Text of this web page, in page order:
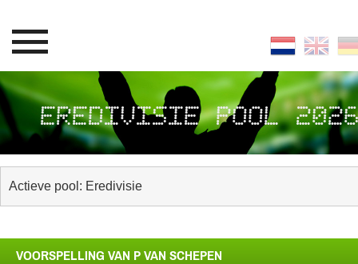
EREDIVISIE POOL
VOORSPELLING VAN P VAN SCHEPEN